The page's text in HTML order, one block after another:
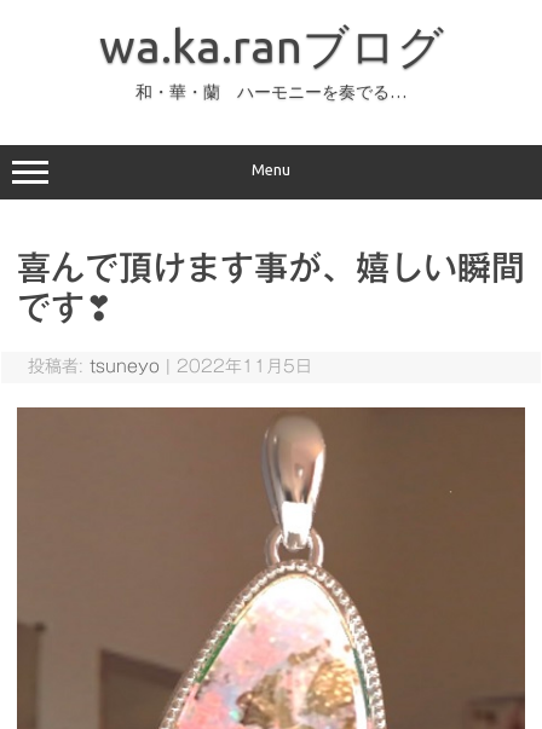
ッ
プ
wa.ka.ranブログ
和・華・蘭 ハーモニーを奏でる…
Menu
喜んで頂けます事が、嬉しい瞬間
です❣
投稿者: tsuneyo 2022年11月5日